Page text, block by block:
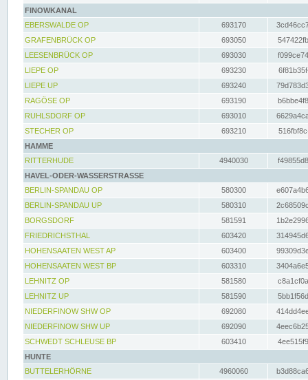
FINOWKANAL
EBERSWALDE OP
693170
GRAFENBRÜCK OP
693050
LEESENBRÜCK OP
693030
LIEPE OP
693230
LIEPE UP
693240
RAGÖSE OP
693190
RUHLSDORF OP
693010
STECHER OP
693210
HAMME
RITTERHUDE
4940030
HAVEL-ODER-WASSERSTRASSE
BERLIN-SPANDAU OP
580300
BERLIN-SPANDAU UP
580310
BORGSDORF
581591
FRIEDRICHSTHAL
603420
HOHENSAATEN WEST AP
603400
HOHENSAATEN WEST BP
603310
LEHNITZ OP
581580
LEHNITZ UP
581590
NIEDERFINOW SHW OP
692080
NIEDERFINOW SHW UP
692090
SCHWEDT SCHLEUSE BP
603410
HUNTE
BUTTELERHÖRNE
4960060